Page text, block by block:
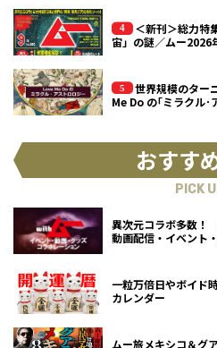
＜新刊＞総力特
宙」の謎／ムー2026
世界規模のター
Me Do の｢ミラクル･
おすす
PICK
異次元コラボ多数！
動画配信・イベント
一粒万倍日やボイド
カレンダー
ムー旅メキシコ＆グ